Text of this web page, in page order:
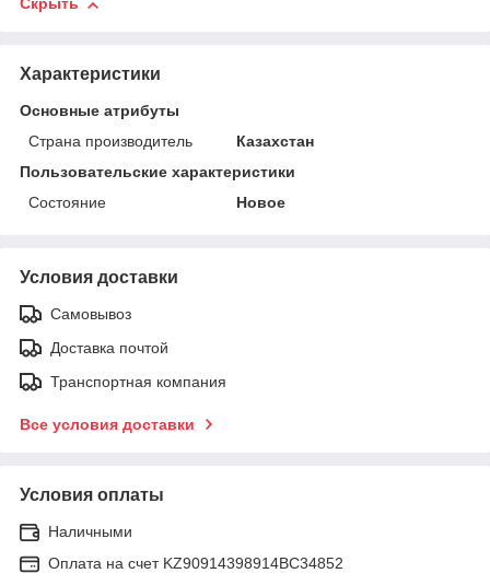
Скрыть
Характеристики
Основные атрибуты
Страна производитель
Казахстан
Пользовательские характеристики
Состояние
Новое
Условия доставки
Самовывоз
Доставка почтой
Транспортная компания
Все условия доставки
Условия оплаты
Наличными
Оплата на счет KZ90914398914ВС34852